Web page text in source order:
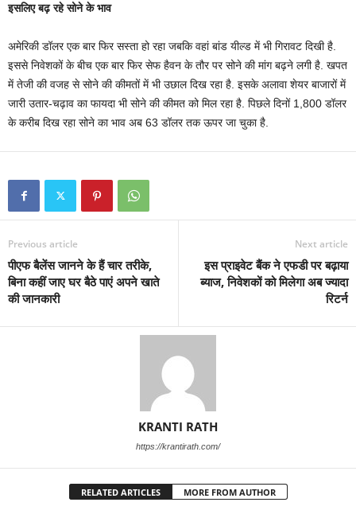
इसलिए बढ़ रहे सोने के भाव
अमेरिकी डॉलर एक बार फिर सस्‍ता हो रहा जबकि वहां बांड यील्‍ड में भी गिरावट दिखी है.
इससे निवेशकों के बीच एक बार फिर सेफ हैवन के तौर पर सोने की मांग बढ़ने लगी है. खपत
में तेजी की वजह से सोने की कीमतों में भी उछाल दिख रहा है. इसके अलावा शेयर बाजारों में
जारी उतार-चढ़ाव का फायदा भी सोने की कीमत को मिल रहा है. पिछले दिनों 1,800 डॉलर
के करीब दिख रहा सोने का भाव अब 63 डॉलर तक ऊपर जा चुका है.
Previous article
पीएफ बैलेंस जानने के हैं चार तरीके,
बिना कहीं जाए घर बैठे पाएं अपने खाते
की जानकारी
Next article
इस प्राइवेट बैंक ने एफडी पर बढ़ाया
ब्याज, निवेशकों को मिलेगा अब ज्यादा
रिटर्न
KRANTI RATH
https://krantirath.com/
RELATED ARTICLES MORE FROM AUTHOR